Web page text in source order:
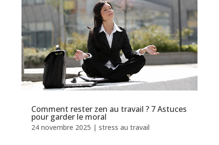
Comment rester zen au travail ? 7 Astuces
pour garder le moral
24 novembre 2025 | stress au travail